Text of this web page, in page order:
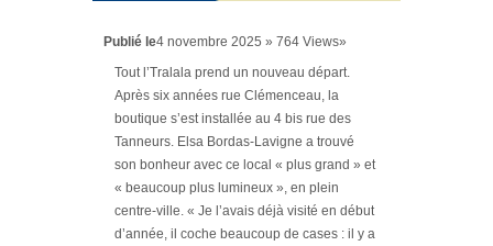
Publié le4 novembre 2025 » 764 Views»
Tout l’Tralala prend un nouveau départ.
Après six années rue Clémenceau, la
boutique s’est installée au 4 bis rue des
Tanneurs. Elsa Bordas-Lavigne a trouvé
son bonheur avec ce local « plus grand » et
« beaucoup plus lumineux », en plein
centre-ville. « Je l’avais déjà visité en début
d’année, il coche beaucoup de cases : il y a